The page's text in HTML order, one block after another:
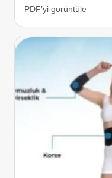
PDF’yi görüntüle